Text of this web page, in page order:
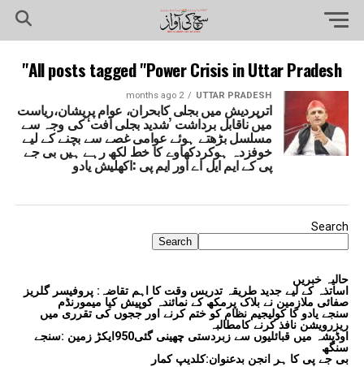
All posts tagged "Power Crisis in Uttar Pradesh"
UTTAR PRADESH
2 months ago
اترپردیش میں بجلی کابحران، عوام پریشان،ریاست
میں ناقابل برداشت ’شدید بجلی آفت‘ کی وجہ سے
مسلسل بڑھتے ہوئے عوامی غصے سے بچنے کے لیے
خوفزدہ ہوکردکھاوے کا خط لکھ رہے ہیں بی جے
پی کے ایم ایل اے اور ایم پی :اکھلیش یادو
Search
Search
حالیہ خبریں
اساتذہ کے لیے جدید طریقہ تدریس وقت کا اہم تقاضہ: پروفیسر گلریز
صفائی ملازمین نے بلاک پرمکھ کے نمائندہ کوپیش کیا میمورنڈم
سنجے یادو کا کولیجیم نظام کو ختم کرنے اور ججوں کی تقرری میں
ریزرویشن نافذ کرنے کامطالبہ
اوڈیشہ میں قبائلیوں سے زبردستی چھینی گئی950ایکڑ زمین :سنجے
سنگھ
بی جے پی کا ہر انجن بدعنوان:کلدیپ کمار